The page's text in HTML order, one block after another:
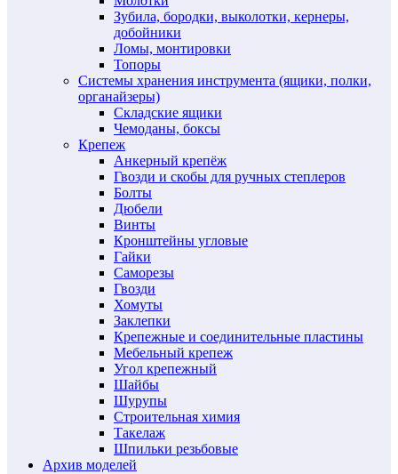
Зубила, бородки, выколотки, кернеры,
добойники
Ломы, монтировки
Топоры
Системы хранения инструмента (ящики, полки,
органайзеры)
Складские ящики
Чемоданы, боксы
Крепеж
Анкерный крепёж
Гвозди и скобы для ручных степлеров
Болты
Дюбели
Винты
Кронштейны угловые
Гайки
Саморезы
Гвозди
Хомуты
Заклепки
Крепежные и соединительные пластины
Мебельный крепеж
Угол крепежный
Шайбы
Шурупы
Строительная химия
Такелаж
Шпильки резьбовые
Архив моделей